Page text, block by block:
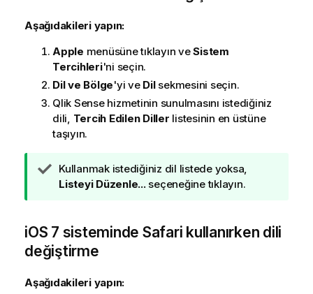
Aşağıdakileri yapın:
Apple menüsüne tıklayın veSistem
Tercihleri'ni seçin.
Dil ve Bölge'yi ve Dilsekmesini seçin.
Qlik Sensehizmetinin sunulmasını istediğiniz
dili, Tercih Edilen Diller listesinin en üstüne
taşıyın.
İ
p
u
n
o
t
Kullanmak istediğiniz dil listede yoksa,
Listeyi Düzenle...seçeneğine tıklayın.
iOS 7 sisteminde Safari kullanırken dili
değiştirme
Aşağıdakileri yapın: